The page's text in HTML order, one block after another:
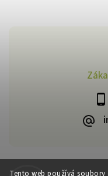
Tento web používá